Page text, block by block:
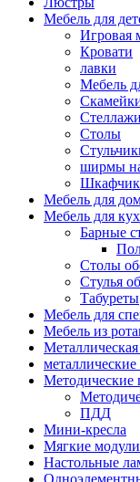
Мебель для
Игровая
Кровати
лавки
Мебель
Столы
ширмы
Мебель для
Мебель для
Барные
Столы
Стулья
Табуреты
Мебель для
Мебель из
металлические
Методические
ПДД
Мини-кресла
Мягкие модули
Настольные